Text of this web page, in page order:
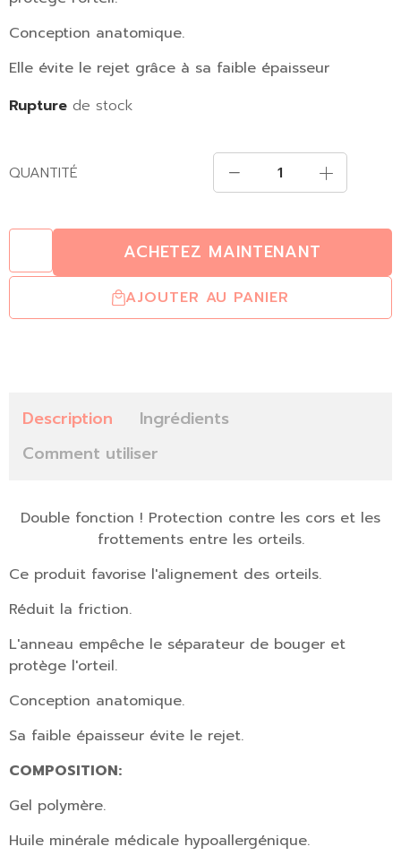
Conception anatomique.
Elle évite le rejet grâce à sa faible épaisseur
Rupture de stock
QUANTITÉ
AJOUTER AU PANIER
ACHETEZ MAINTENANT
Description
Ingrédients
Comment utiliser
Double fonction ! Protection contre les cors et les
frottements entre les orteils.
Ce produit favorise l'alignement des orteils.
Réduit la friction.
L'anneau empêche le séparateur de bouger et
protège l'orteil.
Conception anatomique.
Sa faible épaisseur évite le rejet.
COMPOSITION:
Gel polymère.
Huile minérale médicale hypoallergénique.